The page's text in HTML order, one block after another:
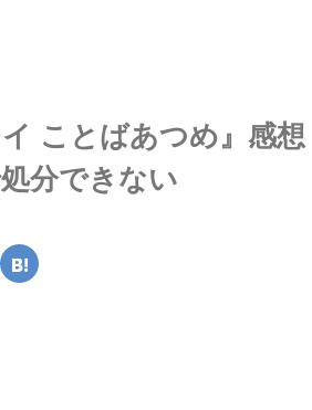
イ ことばあつめ』感
分できない